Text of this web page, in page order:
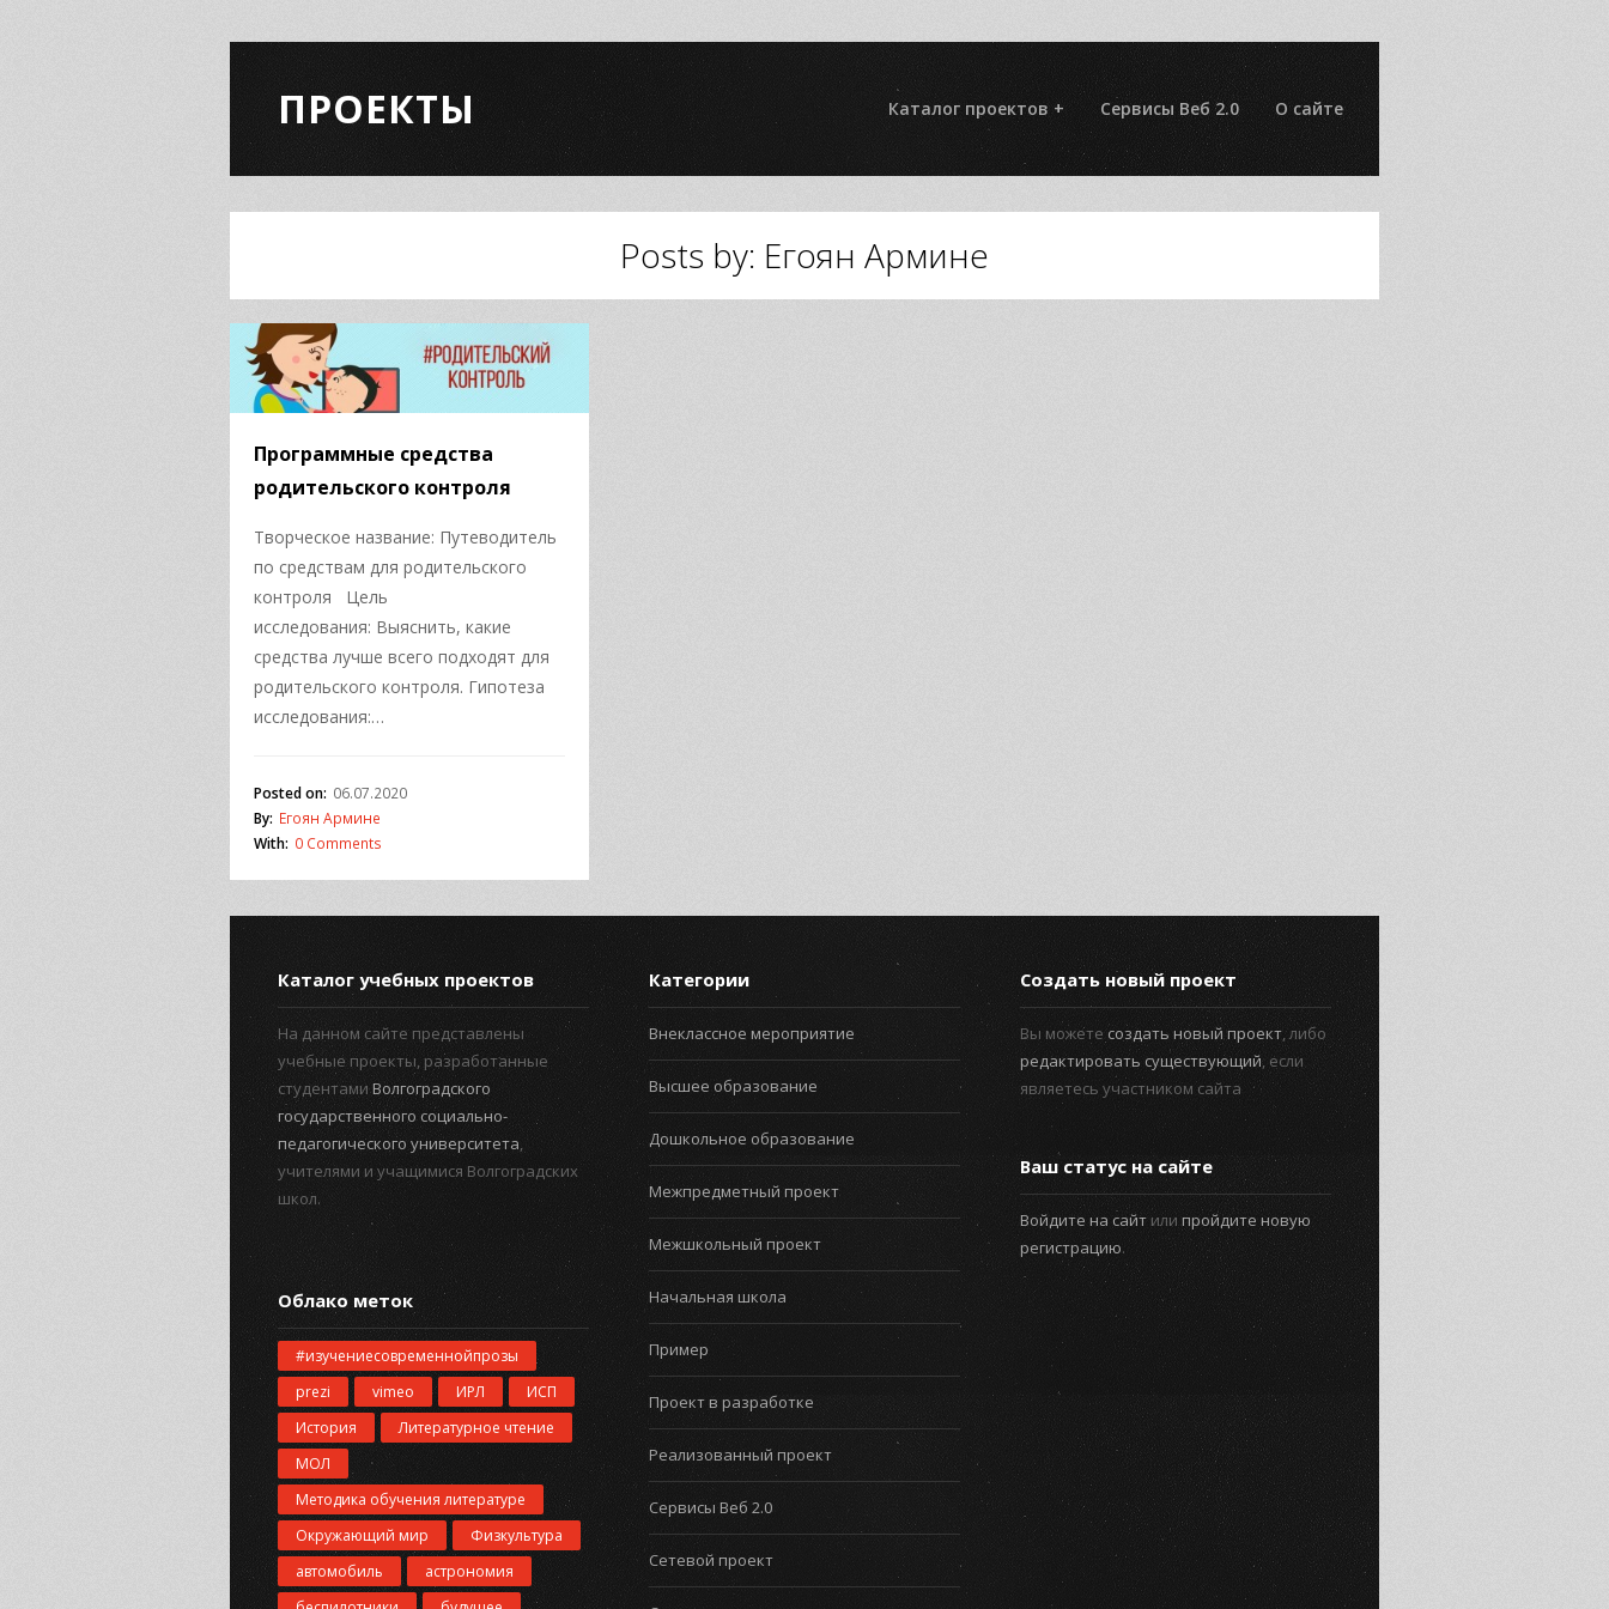
ПРОЕКТЫ Каталог проектов + Сервисы Веб 2.0 О сайте
Posts by: Егоян Армине
Программные средства
родительского контроля
Творческое название: Путеводитель
по средствам для родительского
контроля Цель
исследования: Выяснить, какие
средства лучше всего подходят для
родительского контроля. Гипотеза
исследования:…
Posted on: 06.07.2020
By: Егоян Армине
With: 0 Comments
Каталог учебных проектов
На данном сайте представлены
учебные проекты, разработанные
студентамиВолгоградского
государственного социально-
педагогического университета,
учителями и учащимися Волгоградских
школ.
Облако меток
#изучениесовременнойпрозы
prezi
vimeo ИРЛ
ИСП
История
Литературное чтение
МОЛ
Методика обучения литературе
Окружающий мир
Физкультура
автомобиль
астрономия
Категории
Внеклассное мероприятие
Высшее образование
Дошкольное образование
Межпредметный проект
Межшкольный проект
Начальная школа
Пример
Проект в разработке
Реализованный проект
Сервисы Веб 2.0
Сетевой проект
Создать новый проект
Вы можете создать новый проект, либо
редактировать существующий, если
являетесь участником сайта
Ваш статус на сайте
Войдите на сайт или пройдите новую
регистрацию.